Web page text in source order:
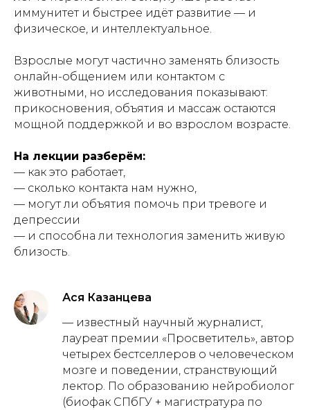
иммунитет и быстрее идёт развитие — и
физическое, и интеллектуальное.
Взрослые могут частично заменять близость
онлайн-общением или контактом с
животными, но исследования показывают:
прикосновения, объятия и массаж остаются
мощной поддержкой и во взрослом возрасте.
На лекции разберём:
— как это работает,
— сколько контакта нам нужно,
— могут ли объятия помочь при тревоге и
депрессии
— и способна ли технология заменить живую
близость.
Ася Казанцева
— известный научный журналист,
лауреат премии «Просветитель», автор
четырех бестселлеров о человеческом
мозге и поведении, странствующий
лектор. По образованию нейробиолог
(биофак СПбГУ + магистратура по